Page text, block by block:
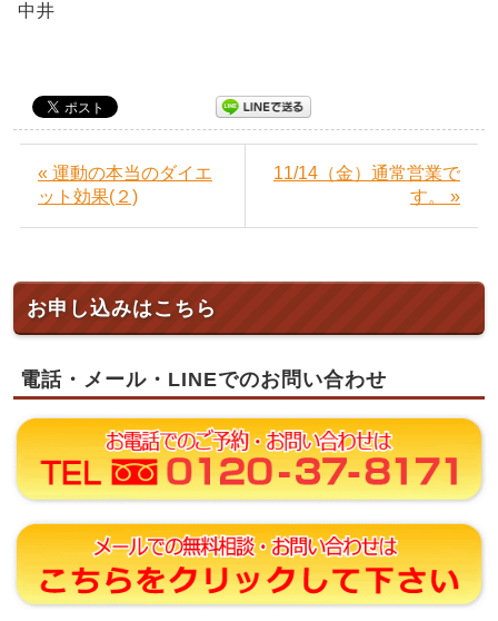
中井
« 運動の本当のダイエ
ット効果(２)
11/14（金）通常営業で
す。 »
お申し込みはこちら
電話・メール・LINEでのお問い合わせ